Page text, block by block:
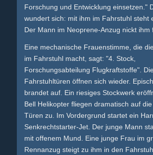
Forschung und Entwicklung einsetzen."
wundert sich: mit ihm im Fahrstuhl steht
Der Mann im Neoprene-Anzug nickt ihm
Eine mechanische Frauenstimme, die
im Fahrstuhl macht, sagt: "4. Stock,
Forschungsabteilung Flugkraftstoffe". Die
Fahrstuhltüren öffnen sich wieder.
brandet auf. Ein riesiges Stockwerk
Bell Helikopter fliegen dramatisch auf
Türen zu. Im Vordergrund startet ein
Senkrechtstarter-Jet. Der junge Mann
mit offenem Mund. Eine junge Frau im
Rennanzug steigt zu ihm in den